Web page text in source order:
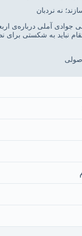
نه نردبان
جوادی آملی درباره‌ی
نباید به شکستی برای